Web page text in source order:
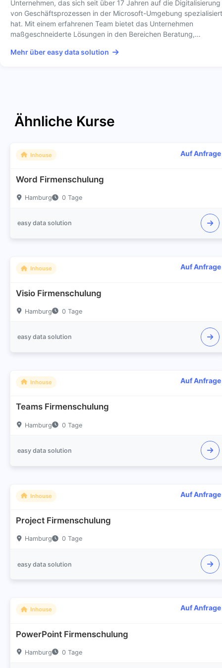
Unternehmen, das sich seit über 17 Jahren auf die Digitalisierung
von Geschäftsprozessen in der Microsoft-Umgebung spezialisiert
hat. Mit einem erfahrenen Team bietet das Unternehmen
maßgeschneiderte Lösungen in den Bereichen Beratung,…
Mehr über easy data solution
Ähnliche Kurse
Inhouse Auf Anfrage
Word Firmenschulung
Hamburg 0 Tage
easy data solution
Inhouse Auf Anfrage
Visio Firmenschulung
Hamburg 0 Tage
easy data solution
Inhouse Auf Anfrage
Teams Firmenschulung
Hamburg 0 Tage
easy data solution
Inhouse Auf Anfrage
Project Firmenschulung
Hamburg 0 Tage
easy data solution
Inhouse Auf Anfrage
PowerPoint Firmenschulung
Hamburg 0 Tage